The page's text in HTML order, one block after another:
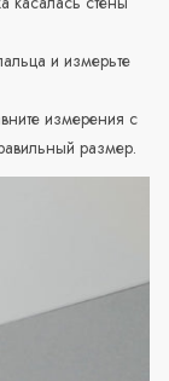
и измерьте
измерения с
размер.